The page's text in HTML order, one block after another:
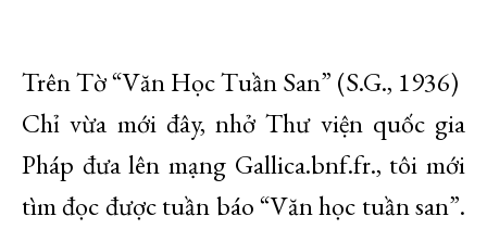
Trên Tờ “Văn Học Tuần San” (S.G., 1936)
Chỉ vừa mới đây, nhở Thư viện quốc gia
Pháp đưa lên mạng Gallica.bnf.fr., tôi mới
tìm đọc được tuần báo “Văn học tuần san”.